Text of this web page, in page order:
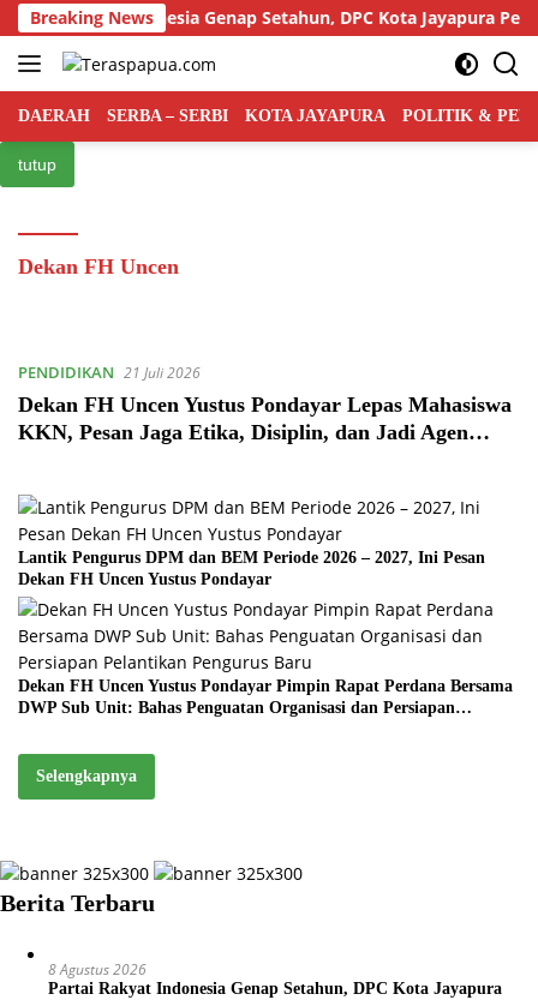
Langsung
ke
konten
Breaking News
Rakyat Indonesia Genap Setahun, DPC Kota Jayapura
DAERAH SERBA – SERBI KOTA JAYAPURA POLITIK &
tutup
Dekan FH Uncen
PENDIDIKAN 21 Juli 2026
Dekan FH Uncen Yustus Pondayar Lepas Mahasiswa
KKN, Pesan Jaga Etika, Disiplin, dan Jadi Agen
Lantik Pengurus DPM dan BEM Periode 2026 – 2027, Ini Pesan
Dekan FH Uncen Yustus Pondayar
Dekan FH Uncen Yustus Pondayar Pimpin Rapat Perdana Bersama
DWP Sub Unit: Bahas Penguatan Organisasi dan Persiapan
Selengkapnya
Berita Terbaru
8 Agustus 2026
Partai Rakyat Indonesia Genap Setahun, DPC Kota Jayapura